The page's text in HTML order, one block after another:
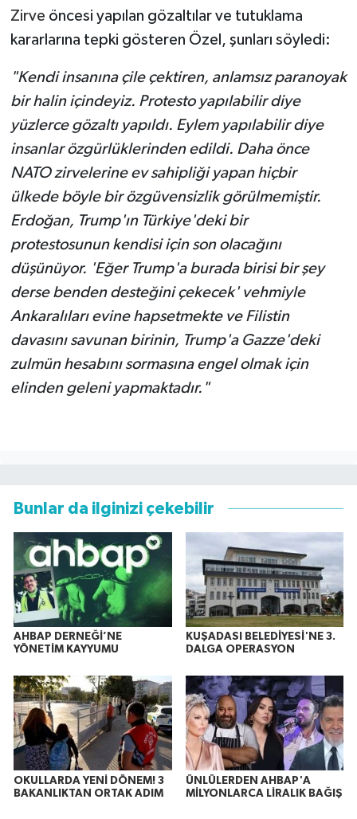
Zirve öncesi yapılan gözaltılar ve tutuklama
kararlarına tepki gösteren Özel, şunları söyledi:
"Kendi insanına çile çektiren, anlamsız paranoyak
bir halin içindeyiz. Protesto yapılabilir diye
yüzlerce gözaltı yapıldı. Eylem yapılabilir diye
insanlar özgürlüklerinden edildi. Daha önce
NATO zirvelerine ev sahipliği yapan hiçbir
ülkede böyle bir özgüvensizlik görülmemiştir.
Erdoğan, Trump'ın Türkiye'deki bir
protestosunun kendisi için son olacağını
düşünüyor. 'Eğer Trump'a burada birisi bir şey
derse benden desteğini çekecek' vehmiyle
Ankaralıları evine hapsetmekte ve Filistin
davasını savunan birinin, Trump'a Gazze'deki
zulmün hesabını sormasına engel olmak için
elinden geleni yapmaktadır."
Bunlar da ilginizi çekebilir
AHBAP DERNEĞİ’NE
YÖNETİM KAYYUMU
KUŞADASI BELEDİYESİ'NE 3.
DALGA OPERASYON
OKULLARDA YENİ DÖNEM! 3
BAKANLIKTAN ORTAK ADIM
ÜNLÜLERDEN AHBAP'A
MİLYONLARCA LİRALIK BAĞIŞ